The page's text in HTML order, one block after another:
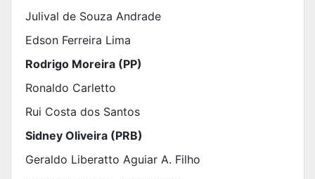
Julival de Souza Andrade
Edson Ferreira Lima
Rodrigo Moreira (PP)
Ronaldo Carletto
Rui Costa dos Santos
Sidney Oliveira (PRB)
Geraldo Liberatto Aguiar A. Filho